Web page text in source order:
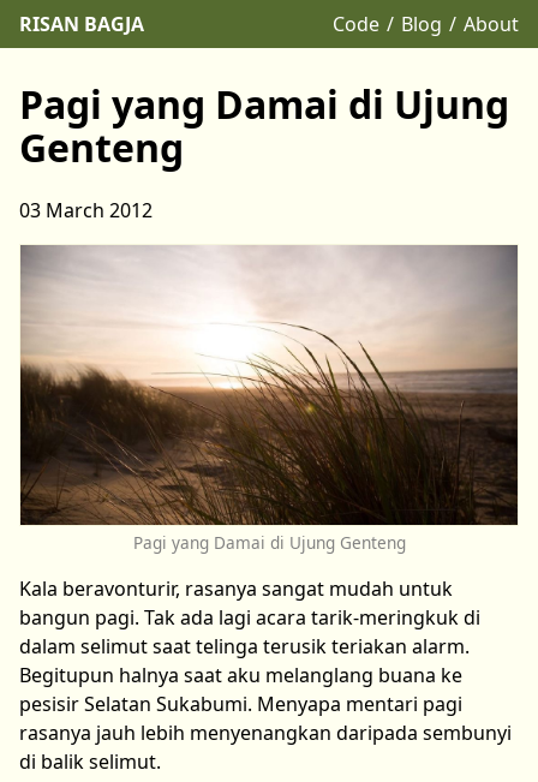
RISAN BAGJA Code Blog About
Pagi yang Damai di Ujung
Genteng
03 March 2012
Pagi yang Damai di Ujung Genteng
Kala beravonturir, rasanya sangat mudah untuk
bangun pagi. Tak ada lagi acara tarik-meringkuk di
dalam selimut saat telinga terusik teriakan alarm.
Begitupun halnya saat aku melanglang buana ke
pesisir Selatan Sukabumi. Menyapa mentari pagi
rasanya jauh lebih menyenangkan daripada sembunyi
di balik selimut.